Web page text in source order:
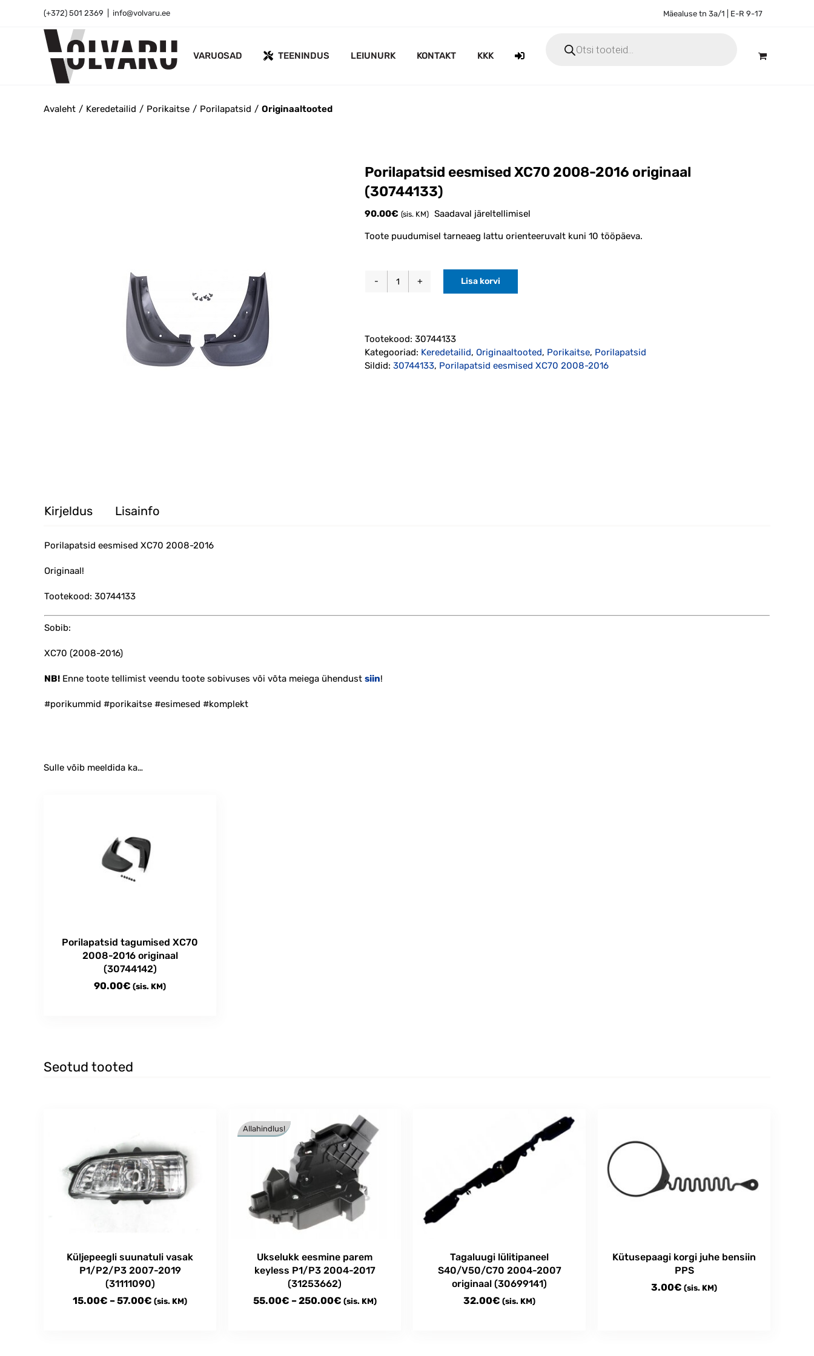
(+372) 501 2369 info@volvaru.ee Mäealuse tn 3a/1 | E-R 9-17
VARUOSAD TEENINDUS LEIUNURK KONTAKT KKK
search
Avaleht Keredetailid Porikaitse Porilapatsid Originaaltooted
Porilapatsid eesmised XC70 2008-2016 originaal
(30744133)
90.00€ (sis. KM) Saadaval järeltellimisel
Toote puudumisel tarneaeg lattu orienteeruvalt kuni 10 tööpäeva.
Porilapatsid
2016
originaal
(30744133)
Lisa korvi
Tootekood: 30744133
Kategooriad: Keredetailid, Originaaltooted, Porikaitse, Porilapatsid
Sildid: 30744133, Porilapatsid eesmised XC70 2008-2016
Kirjeldus Lisainfo
Porilapatsid eesmised XC70 2008-2016
Originaal!
Tootekood: 30744133
Sobib:
XC70 (2008-2016)
NB! Enne toote tellimist veendu toote sobivuses või võta meiega ühendust siin!
#porikummid #porikaitse #esimesed #komplekt
Sulle võib meeldida ka…
Porilapatsid tagumised XC70
2008-2016 originaal
(30744142)
90.00€ (sis. KM)
Seotud tooted
Küljepeegli suunatuli vasak
P1/P2/P3 2007-2019
(31111090)
15.00€ –57.00€ Price
(sis. KM)
Allahindlus!
Ukselukk eesmine parem
keyless P1/P3 2004-2017
(31253662)
55.00€ –250.00€Price
(sis. KM)
Tagaluugi lülitipaneel
S40/V50/C70 2004-2007
originaal (30699141)
32.00€ (sis. KM)
Kütusepaagi korgi juhe bensiin
PPS
3.00€ (sis. KM)